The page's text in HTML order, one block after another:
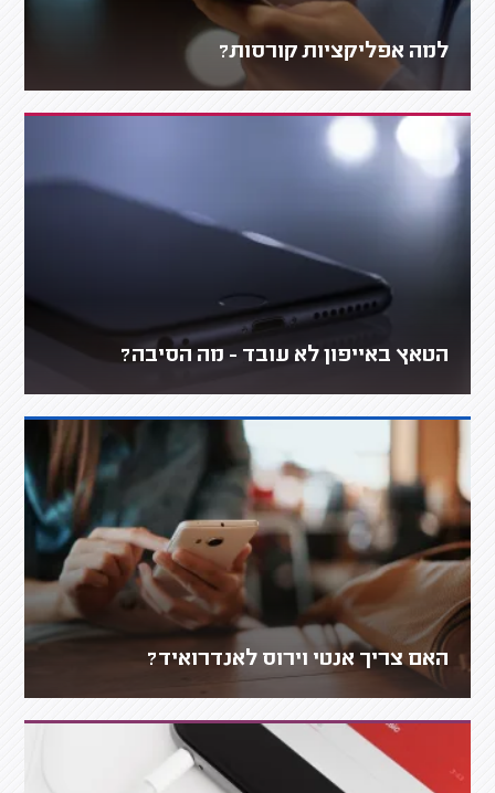
למה אפליקציות קורסות?
הטאץ באייפון לא עובד - מה הסיבה?
האם צריך אנטי וירוס לאנדרואיד?